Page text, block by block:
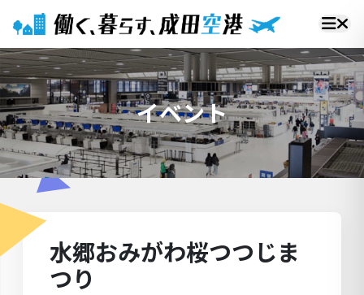
イベント
水郷おみがわ桜つつじま
つり